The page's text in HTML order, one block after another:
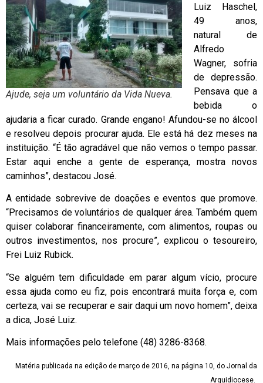
Ajude, seja um voluntário da Vida Nueva.
Luiz Haschel,
49 anos,
natural de
Alfredo
Wagner, sofria
de depressão.
Pensava que a
bebida o
ajudaria a ficar curado. Grande engano! Afundou-se no álcool
e resolveu depois procurar ajuda. Ele está há dez meses na
instituição. “É tão agradável que não vemos o tempo passar.
Estar aqui enche a gente de esperança, mostra novos
caminhos”, destacou José.
A entidade sobrevive de doações e eventos que promove.
“Precisamos de voluntários de qualquer área. Também quem
quiser colaborar financeiramente, com alimentos, roupas ou
outros investimentos, nos procure”, explicou o tesoureiro,
Frei Luiz Rubick.
“Se alguém tem dificuldade em parar algum vício, procure
essa ajuda como eu fiz, pois encontrará muita força e, com
certeza, vai se recuperar e sair daqui um novo homem”, deixa
a dica, José Luiz.
Mais informações pelo telefone (48) 3286-8368.
Matéria publicada na edição de março de 2016, na página 10, do Jornal da
Arquidiocese.